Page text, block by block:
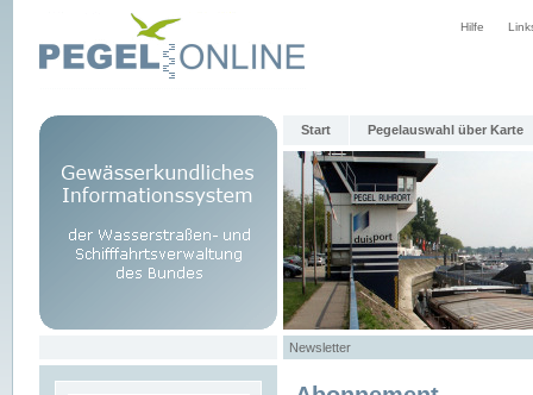
Hilfe
Start Pegelauswahl über Karte
Newsletter